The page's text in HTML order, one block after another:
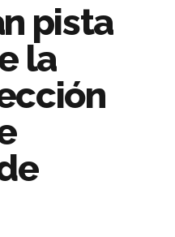
pista
la